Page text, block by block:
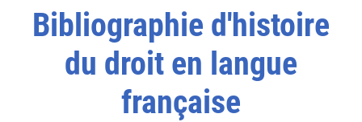
Bibliographie d'histoire
du droit en langue
française